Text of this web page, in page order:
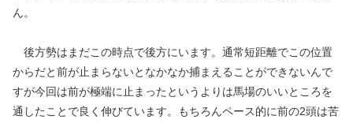
ん。
後方勢はまだこの時点で後方にいます。通常短距離でこの位置
からだと前が止まらないとなかなか捕まえることができないんで
すが今回は前が極端に止まったというよりは馬場のいいところを
通したことで良く伸びています。もちろんペース的に前の2頭は苦